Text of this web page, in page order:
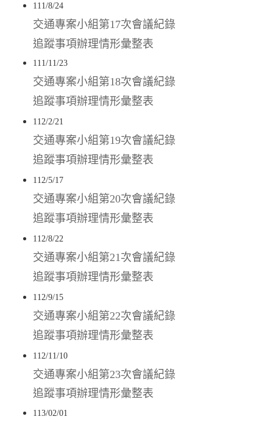
111/8/24
交通專案小組第17次會議紀錄
追蹤事項辦理情形彙整表
111/11/23
交通專案小組第18次會議紀錄
追蹤事項辦理情形彙整表
112/2/21
交通專案小組第19次會議紀錄
追蹤事項辦理情形彙整表
112/5/17
交通專案小組第20次會議紀錄
追蹤事項辦理情形彙整表
112/8/22
交通專案小組第21次會議紀錄
追蹤事項辦理情形彙整表
112/9/15
交通專案小組第22次會議紀錄
追蹤事項辦理情形彙整表
112/11/10
交通專案小組第23次會議紀錄
追蹤事項辦理情形彙整表
113/02/01